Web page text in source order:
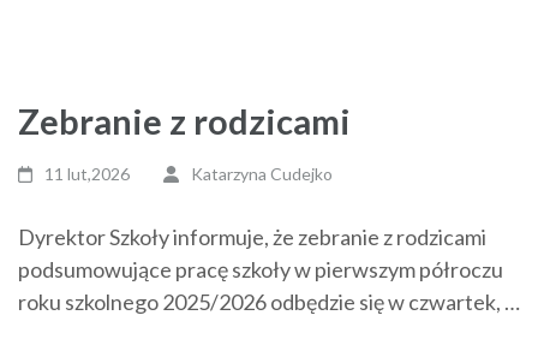
Zebranie z rodzicami
11 lut,2026 Katarzyna Cudejko
Dyrektor Szkoły informuje, że zebranie z rodzicami
podsumowujące pracę szkoły w pierwszym półroczu
roku szkolnego 2025/2026 odbędzie się w czwartek, …